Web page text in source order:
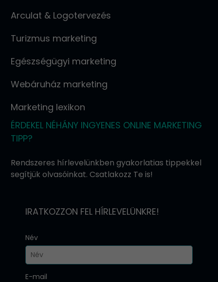
Arculat & Logotervezés
Turizmus marketing
Egészségügyi marketing
Webáruház marketing
Marketing lexikon
ÉRDEKEL NÉHÁNY INGYENES ONLINE MARKETING
TIPP?
Rendszeres hírlevelünkben gyakorlatias tippekkel
segítjük olvasóinkat. Csatlakozz Te is!
IRATKOZZON FEL HÍRLEVELÜNKRE!
Név
E-mail